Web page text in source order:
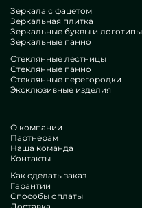
Зеркала с фацетом
Зеркальная плитка
Зеркальные буквы и логотипы
Зеркальные панно
Стеклянные лестницы
Стеклянные панно
Стеклянные перегородки
Эксклюзивные изделия
О компании
Партнерам
Наша команда
Контакты
Как сделать заказ
Гарантии
Способы оплаты